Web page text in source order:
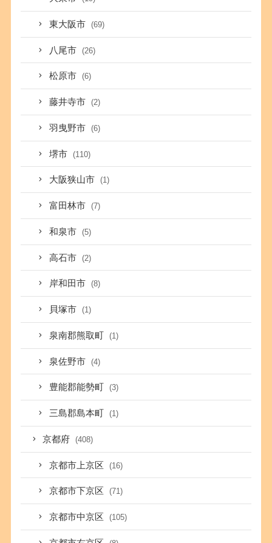
東大阪市 (69)
八尾市 (26)
松原市 (6)
藤井寺市 (2)
羽曳野市 (6)
堺市 (110)
大阪狭山市 (1)
富田林市 (7)
和泉市 (5)
高石市 (2)
岸和田市 (8)
貝塚市 (1)
泉南郡熊取町 (1)
泉佐野市 (4)
豊能郡能勢町 (3)
三島郡島本町 (1)
京都府 (408)
京都市上京区 (16)
京都市下京区 (71)
京都市中京区 (105)